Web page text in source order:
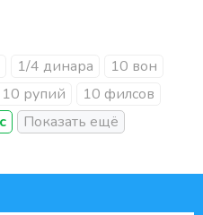
1/4 динара
10 вон
10 рупий
10 филсов